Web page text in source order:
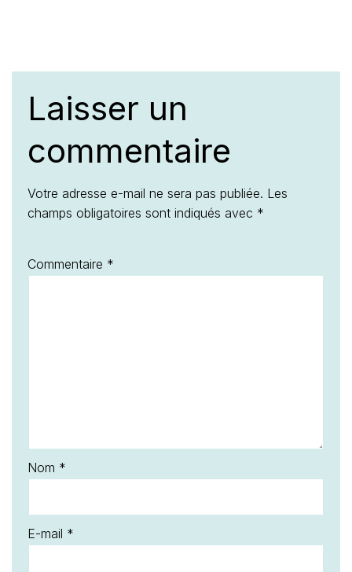
Laisser un
commentaire
Votre adresse e-mail ne sera pas publiée. Les
champs obligatoires sont indiqués avec *
Commentaire *
Nom *
E-mail *